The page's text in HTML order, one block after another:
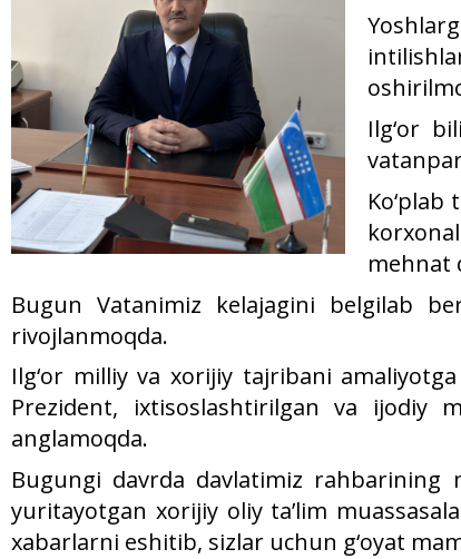
Ilg‘or
mehnat
Bugun Vatanimiz kelajagini belgilab
rivojlanmoqda.
Ilg‘or milliy va xorijiy tajribani
Prezident, ixtisoslashtirilgan va ijodiy
anglamoqda.
Bugungi davrda davlatimiz rahbarining
yuritayotgan xorijiy oliy ta’lim
xabarlarni eshitib, sizlar uchun g‘oyat